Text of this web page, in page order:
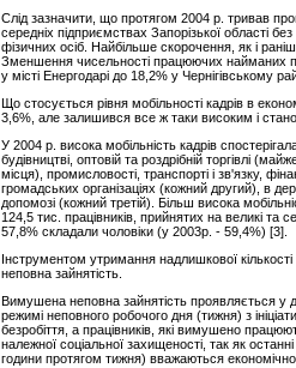
Слід зазначити, що протягом 2004 р. тривав
середніх підприємствах Запорізької області
фізичних осіб. Найбільше скорочення, як і
Зменшення чисельності працюючих найманих
у місті Енергодарі до 18,2% у Чернігівському
Що стосується рівня мобільності кадрів в
3,6%, але залишився все ж таки високим і
У 2004 р. висока мобільність кадрів
будівництві, оптовій та роздрібній торгівлі
місця), промисловості, транспорті і зв'язку,
громадських організаціях (кожний другий), в
допомозі (кожний третій). Більш висока
124,5 тис. працівників, прийнятих на великі та
57,8% складали чоловіки (у 2003р. - 59,4%) [3].
Інструментом утримання надлишкової
неповна зайнятість.
Вимушена неповна зайнятість проявляється у
режимі неповного робочого дня (тижня) з
безробіття, а працівників, які вимушено
належної соціальної захищеності, так як
години протягом тижня) вважаються